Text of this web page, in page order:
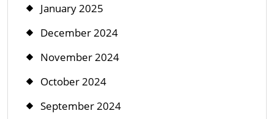
January 2025
December 2024
November 2024
October 2024
September 2024